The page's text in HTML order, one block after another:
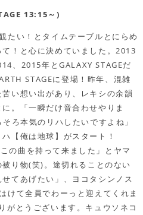
13:15～)
たい！とタイムテーブルとにらめ
！と心に決めていました。2013
、2015年とGALAXY STAGEだ
STAGEに登場！昨年、混雑
い想い出があり、レキシの余韻
。「一瞬だけ音合わせやりま
ろ本気のリハしたいですよね」
【俺は地球】がスタート！
の曲を持って来ました」とヤマ
り物(笑)。途切れることのない
てあげたい」、ヨコタシンノス
けて全員でわーっと迎えてくれま
がとうございます。キュウソネコ